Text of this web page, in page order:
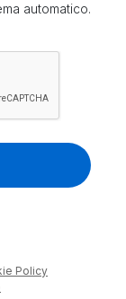
automatico.
Policy